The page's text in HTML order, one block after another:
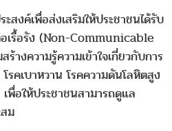
สงค์เพื่อส่งเสริมให้ประชาชนได้รับ
เรื้อรัง (Non-Communicable
างความรู้ความเข้าใจเกี่ยวกับการ
คเบาหวาน โรคความดันโลหิตสูง
พื่อให้ประชาชนสามารถดูแล
ม